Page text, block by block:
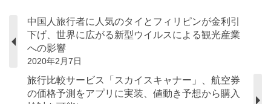
中国人旅行者に人気のタイとフィリピンが金利引
下げ、世界に広がる新型ウイルスによる観光産業
への影響
2020年2月7日
旅行比較サービス「スカイスキャナー」、航空券
の価格予測をアプリに実装、値動き予想から購入